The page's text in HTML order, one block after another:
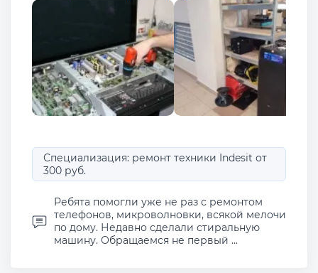
Специализация: ремонт техники Indesit от
300 руб.
Ребята помогли уже не раз с ремонтом
телефонов, микроволновки, всякой мелочи
по дому. Недавно сделали стиральную
машину. Обращаемся не первый ...